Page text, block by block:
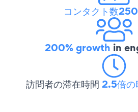
コンタクト数
200% growth in
訪問者の滞在時間 2.5倍の